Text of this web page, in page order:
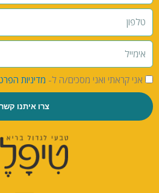
אני קראתי ואני מסכים/ה ל- מדיניות
צרו איתנו קשר